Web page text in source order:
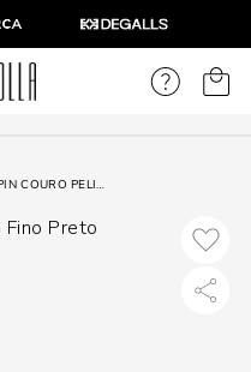
SCARPIN COURO PELICA SOFT BICO FINO PRETO
Preto